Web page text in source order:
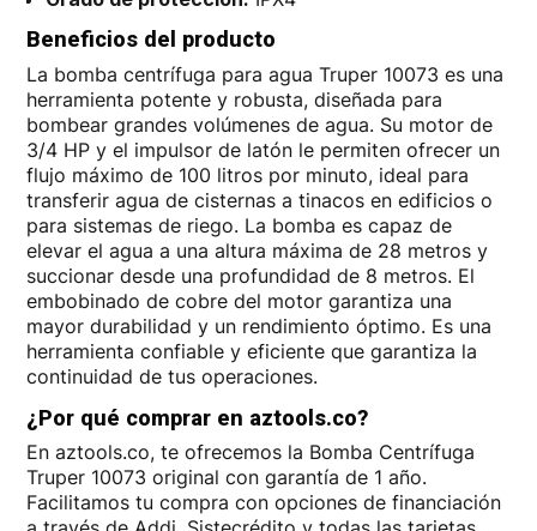
Beneficios del producto
La bomba centrífuga para agua Truper 10073 es una
herramienta potente y robusta, diseñada para
bombear grandes volúmenes de agua. Su motor de
3/4 HP y el impulsor de latón le permiten ofrecer un
flujo máximo de 100 litros por minuto, ideal para
transferir agua de cisternas a tinacos en edificios o
para sistemas de riego. La bomba es capaz de
elevar el agua a una altura máxima de 28 metros y
succionar desde una profundidad de 8 metros. El
embobinado de cobre del motor garantiza una
mayor durabilidad y un rendimiento óptimo. Es una
herramienta confiable y eficiente que garantiza la
continuidad de tus operaciones.
¿Por qué comprar en aztools.co?
En aztools.co, te ofrecemos la Bomba Centrífuga
Truper 10073 original con garantía de 1 año.
Facilitamos tu compra con opciones de financiación